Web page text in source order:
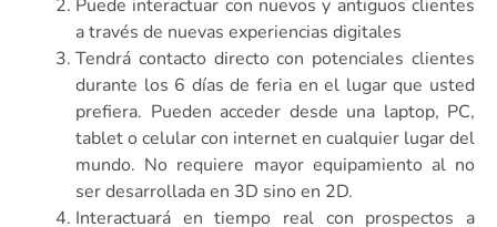
Puede interactuar con nuevos y antiguos clientes
a través de nuevas experiencias digitales
Tendrá contacto directo con potenciales clientes
durante los 6 días de feria en el lugar que usted
prefiera. Pueden acceder desde una laptop, PC,
tablet o celular con internet en cualquier lugar del
mundo. No requiere mayor equipamiento al no
ser desarrollada en 3D sino en 2D.
Interactuará en tiempo real con prospectos a